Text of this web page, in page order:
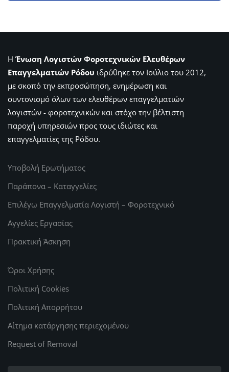
Η Ένωση Λογιστών Φοροτεχνικών Ελευθέρων
Επαγγελματιών Ρόδου ιδρύθηκε τον Ιούλιο του 2012,
με σκοπό την εκπροσώπηση, ενημέρωση και
συντονισμό όλων των ελευθέρων επαγγελματιών
λογιστών - φοροτεχνικών και στόχο την βέλτιστη
παροχή υπηρεσιών προς τους ιδιώτες και
επαγγελματίες της Ρόδου.
Υποβολή Ερωτήματος
Παράπονα – Καταγγελίες
Επιλέγω Επαγγελματία Λογιστή – Φοροτεχνικό
Αγγελίες Εργασίας
Πρακτική Άσκηση
Όροι Χρήσης
Πολιτική Cookies
Πολιτική Απορρήτου
Αίτημα κατάργησης περιεχομένου
Request of Removal